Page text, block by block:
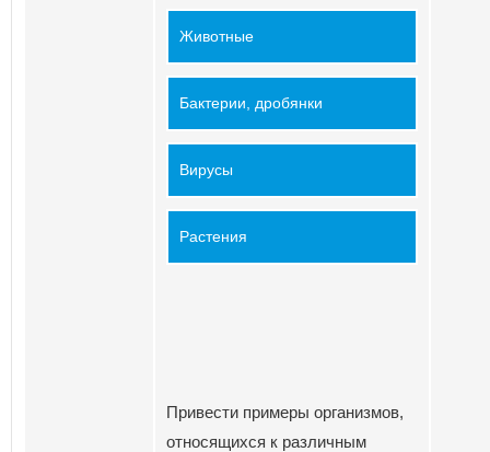
Животные
Бактерии, дробянки
Вирусы
Растения
Привести примеры организмов,
относящихся к различным